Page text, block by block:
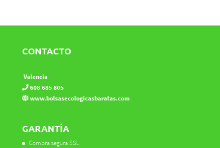
CONTACTO
Valencia
608 685 805
www.bolsasecologicasbaratas.com
GARANTÍA
Compra segura SSL